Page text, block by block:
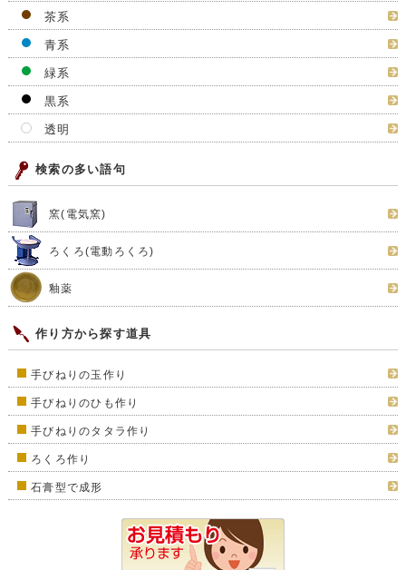
茶系
青系
緑系
黒系
透明
検索の多い語句
窯(電気窯)
ろくろ(電動ろくろ)
釉薬
作り方から探す道具
手びねりの玉作り
手びねりのひも作り
手びねりのタタラ作り
ろくろ作り
石膏型で成形